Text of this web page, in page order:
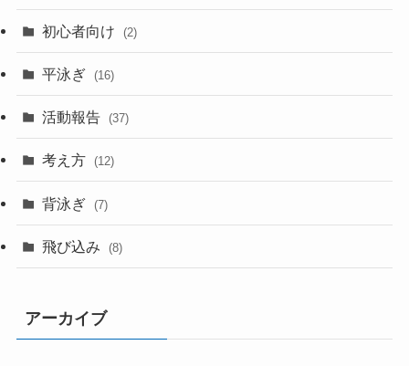
初心者向け (2)
平泳ぎ (16)
活動報告 (37)
考え方 (12)
背泳ぎ (7)
飛び込み (8)
アーカイブ